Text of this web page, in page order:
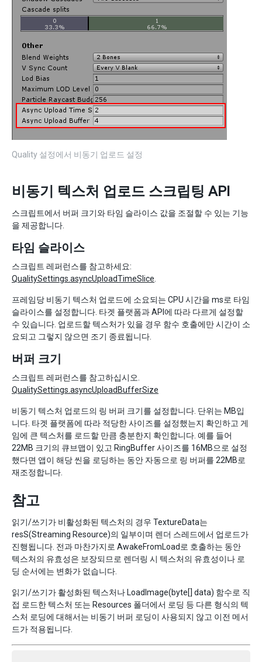
Quality 설정에서 비동기 업로드 설정
비동기 텍스처 업로드 스크립팅 API
스크립트에서 버퍼 크기와 타임 슬라이스 값을 조절할 수 있는 기능
을 제공합니다.
타임 슬라이스
스크립트 레퍼런스를 참고하세요:
QualitySettings.asyncUploadTimeSlice
프레임당 비동기 텍스처 업로드에 소요되는 CPU 시간을 ms로 타임
슬라이스를 설정합니다. 타겟 플랫폼과 API에 따라 다르게 설정할
수 있습니다. 업로드할 텍스처가 있을 경우 함수 호출에만 시간이 소
요되고 그렇지 않으면 조기 종료됩니다.
버퍼 크기
스크립트 레퍼런스를 참고하십시오.
QualitySettings.asyncUploadBufferSize
비동기 텍스처 업로드의 링 버퍼 크기를 설정합니다. 단위는 MB입
니다. 타겟 플랫폼에 따라 적당한 사이즈를 설정했는지 확인하고 게
임에 큰 텍스처를 로드할 만큼 충분한지 확인합니다. 예를 들어
22MB 크기의 큐브맵이 있고 RingBuffer 사이즈를 16MB으로 설정
했다면 앱이 해당 씬을 로딩하는 동안 자동으로 링 버퍼를 22MB로
재조정합니다.
참고
읽기/쓰기가 비활성화된 텍스처의 경우 TextureData는
resS(Streaming Resource)의 일부이며 렌더 스레드에서 업로드가
진행됩니다. 전과 마찬가지로 AwakeFromLoad로 호출하는 동안
텍스처의 유효성은 보장되므로 렌더링 시 텍스처의 유효성이나 로
딩 순서에는 변화가 없습니다.
읽기/쓰기가 활성화된 텍스처나 LoadImage(byte[] data) 함수로 직
접 로드한 텍스처 또는 Resources 폴더에서 로딩 등 다른 형식의 텍
스처 로딩에 대해서는 비동기 버퍼 로딩이 사용되지 않고 이전 메서
드가 적용됩니다.